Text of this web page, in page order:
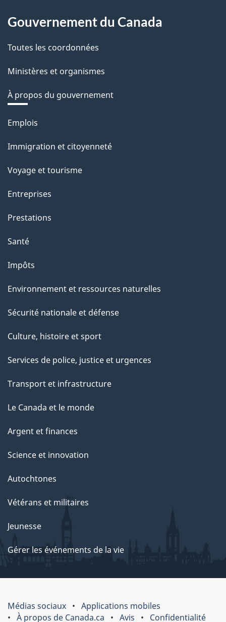
Gouvernement du Canada
Toutes les coordonnées
Ministères et organismes
À propos du gouvernement
Thèmes
sujets
Emplois
Immigration et citoyenneté
Voyage et tourisme
Entreprises
Prestations
Santé
Impôts
Environnement et ressources naturelles
Sécurité nationale et défense
Culture, histoire et sport
Services de police, justice et urgences
Transport et infrastructure
Le Canada et le monde
Argent et finances
Science et innovation
Autochtones
Vétérans et militaires
Jeunesse
Gérer les événements de la vie
Médias sociaux
Applications mobiles
À propos de Canada.ca
Avis Confidentialité